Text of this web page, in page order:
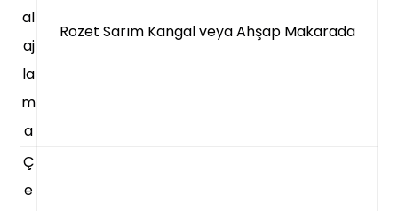
al
aj
la
m
a
Rozet Sarım Kangal veya Ahşap Makarada
Ç
e